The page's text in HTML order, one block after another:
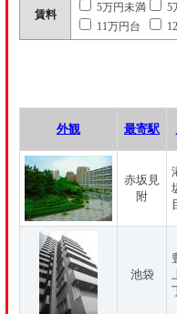
賃料
5万円未満 5
11万円台
外観 最寄駅
赤坂見
附
池袋